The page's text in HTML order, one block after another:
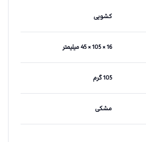
کشویی
16 × 105 × 45 میلیمتر
105 گرم
مشکی